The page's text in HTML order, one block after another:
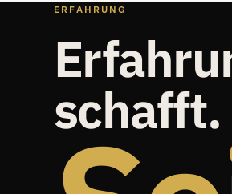
ERFAHRUNG
schafft.